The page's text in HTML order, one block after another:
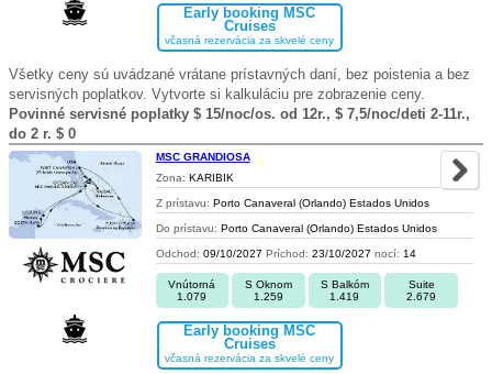
Early booking MSC
Cruises
včasná rezervácia za skvelé ceny
Všetky ceny sú uvádzané vrátane prístavných daní, bez poistenia a bez
servisných poplatkov. Vytvorte si kalkuláciu pre zobrazenie ceny.
Povinné servisné poplatky $ 15/noc/os. od 12r., $ 7,5/noc/deti 2-11r.,
do 2 r. $ 0
MSC GRANDIOSA
Zona: KARIBIK
Z prístavu: Porto Canaveral (Orlando) Estados Unidos
Do prístavu: Porto Canaveral (Orlando) Estados Unidos
Odchod: 09/10/2027 Príchod: 23/10/2027 nocí: 14
Vnútorná
1.079
S Oknom
1.259
S Balkóm
1.419
Suite
2.679
Early booking MSC
Cruises
včasná rezervácia za skvelé ceny